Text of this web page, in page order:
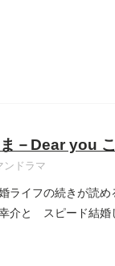
－Dear you
ンドラマ
ライフの続きが読
介と スピード結婚